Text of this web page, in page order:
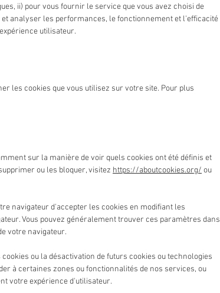
ii) pour vous fournir le service que vous avez choisi de
analyser les performances, le fonctionnement et l'efficacité
utilisateur.
les cookies que vous utilisez sur votre site. Pour plus
sur la manière de voir quels cookies ont été définis et
ou les bloquer, visitez https://aboutcookies.org/ ou
navigateur d'accepter les cookies en modifiant les
Vous pouvez généralement trouver ces paramètres dans
votre navigateur.
ou la désactivation de futurs cookies ou technologies
à certaines zones ou fonctionnalités de nos services, ou
votre expérience d'utilisateur.